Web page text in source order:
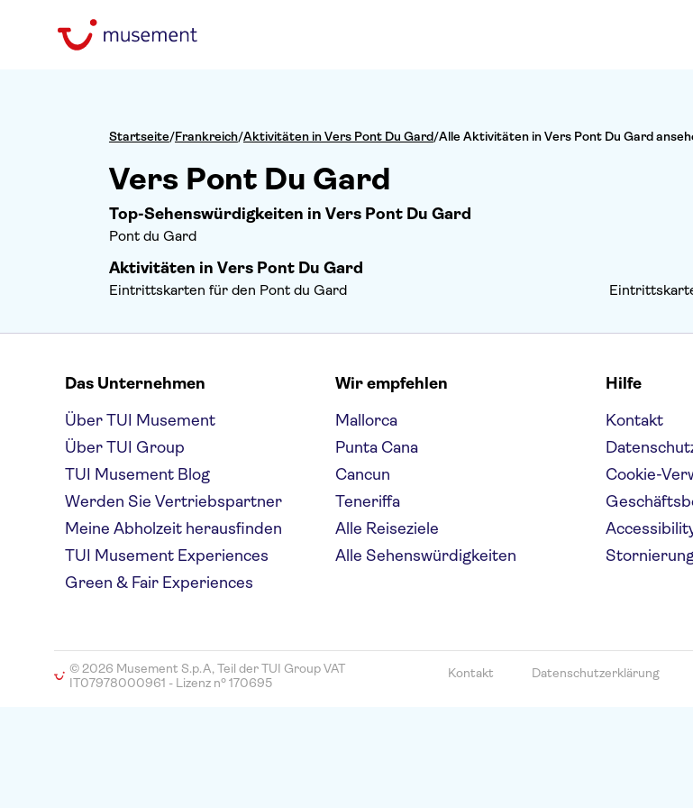
Startseite/Frankreich/Aktivitäten in Vers Pont Du Gard/Alle Aktivitäten in Vers Pont Du Gard
Vers Pont Du Gard
Top-Sehenswürdigkeiten in Vers Pont Du Gard
Pont du Gard
Aktivitäten in Vers Pont Du Gard
Eintrittskarten für den Pont du Gard
Das Unternehmen
Über TUI Musement
Über TUI Group
TUI Musement Blog
Werden Sie Vertriebspartner
Meine Abholzeit herausfinden
TUI Musement Experiences
Green & Fair Experiences
Wir empfehlen
Mallorca
Punta Cana
Cancun
Teneriffa
Alle Reiseziele
Alle Sehenswürdigkeiten
Hilfe
Kontakt
Cookie-
© 2026 Musement S.p.A, Teil der TUI Group VAT
IT07978000961 - Lizenz nº 170695
Kontakt Datenschutzerklärung